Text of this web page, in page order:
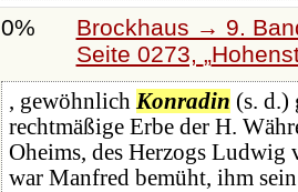
0%
Brockhaus → 9.
Seite 0273,
, gewöhnlich Konradin (s. d.)
rechtmäßige Erbe der H.
Oheims, des Herzogs Ludwig
war Manfred bemüht, ihm